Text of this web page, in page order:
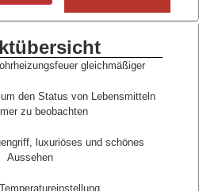
gleichmäßiger
den Status von Lebensmitteln
zu beobachten
luxuriöses und schönes
Aussehen